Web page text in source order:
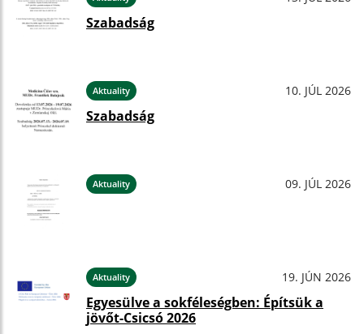
Szabadság
Aktuality 10. JÚL 2026
Szabadság
Aktuality 09. JÚL 2026
Aktuality 19. JÚN 2026
Egyesülve a sokféleségben: Építsük a
jövőt-Csicsó 2026